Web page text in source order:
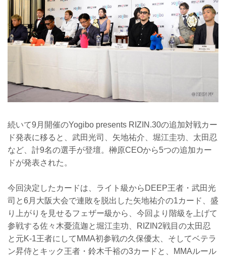
続いて9月開催のYogibo presents RIZIN.30の追加対戦カー
ド発表に移ると、武田光司、矢地祐介、堀江圭功、太田忍
など、計9名の選手が登壇。榊原CEOから5つの追加カー
ドが発表された。
今回決定したカードは、ライト級からDEEP王者・武田光
司と6月大阪大会で連敗を脱出した矢地祐介の1カード、盛
り上がりを見せるフェザー級から、今回より階級を上げて
参戦する佐々木憂流迦と堀江圭功、RIZIN2戦目の太田忍
と元K-1王者にしてMMA初参戦の久保優太、そしてベテラ
ン昇侍とキック王者・鈴木千裕の3カードと、MMAルール